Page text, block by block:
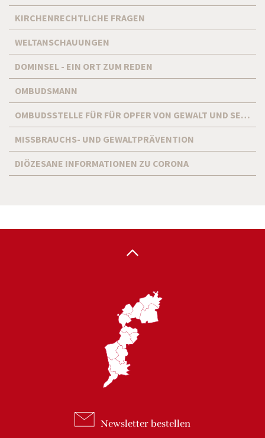
KIRCHENRECHTLICHE FRAGEN
WELTANSCHAUUNGEN
DOMINSEL - EIN ORT ZUM REDEN
OMBUDSMANN
OMBUDSSTELLE FÜR FÜR OPFER VON GEWALT UND SEXUELLEM MISSBRAUCH
MISSBRAUCHS- UND GEWALTPRÄVENTION
DIÖZESANE INFORMATIONEN ZU CORONA
Newsletter bestellen